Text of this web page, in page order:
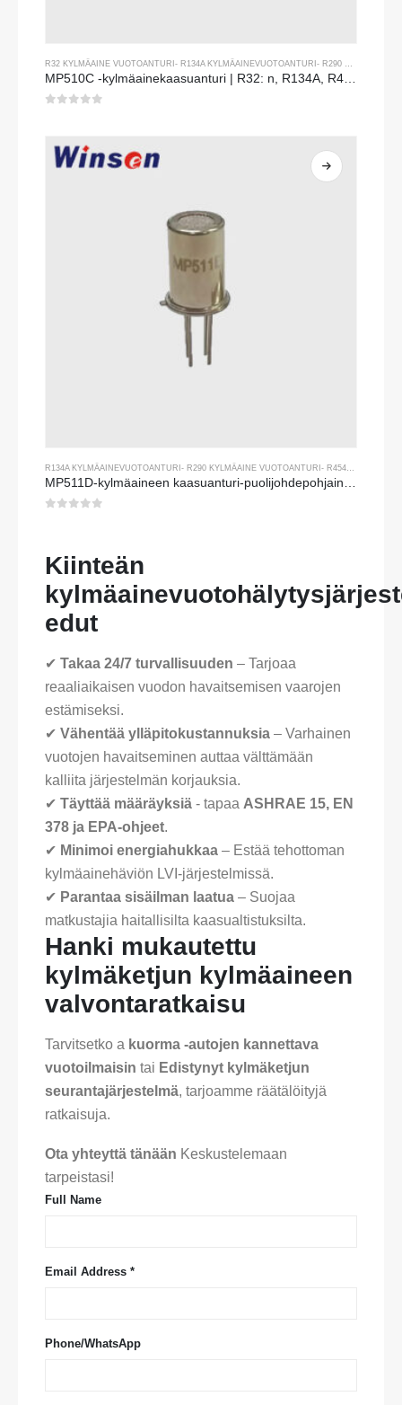
R32 KYLMÄAINE VUOTOANTURI - R134A KYLMÄAINEVUOTOANTURI - R290 KYLMÄAINE VUOTOANTURI
R134A KYLMÄAINEVUOTOANTURI - R290 KYLMÄAINE VUOTOANTURI - R454B KYLMÄAINE VUOTOANTURI
Kiinteän
edut
✔ Takaa 24/7 turvallisuuden – Tarjoaa
reaaliaikaisen vuodon havaitsemisen vaarojen
estämiseksi.
✔ Vähentää ylläpitokustannuksia – Varhainen
vuotojen havaitseminen auttaa välttämään
kalliita järjestelmän korjauksia.
✔ Täyttää määräyksiä - tapaa ASHRAE 15, EN
378 ja EPA-ohjeet.
✔ Minimoi energiahukkaa – Estää tehottoman
kylmäainehäviön LVI-järjestelmissä.
✔ Parantaa sisäilman laatua – Suojaa
matkustajia haitallisilta kaasualtistuksilta.
Hanki mukautettu
kylmäketjun kylmäaineen
valvontaratkaisu
Tarvitsetko a kuorma -autojen kannettava
vuotoilmaisin tai Edistynyt kylmäketjun
seurantajärjestelmä, tarjoamme räätälöityjä
ratkaisuja.
Ota yhteyttä tänään Keskustelemaan
tarpeistasi!
Full Name
Email Address *
Phone/WhatsApp